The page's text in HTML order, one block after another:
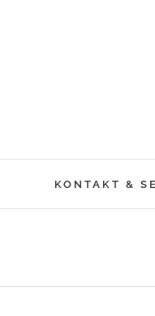
KONTAKT &